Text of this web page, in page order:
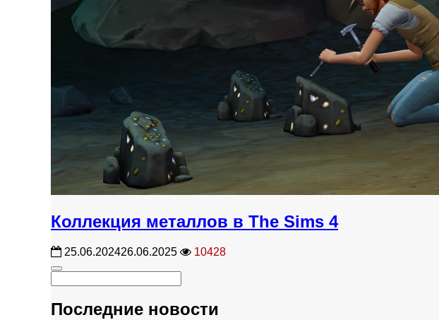
Коллекция металлов в The Sims 4
25.06.202426.06.2025 10428
Последние новости